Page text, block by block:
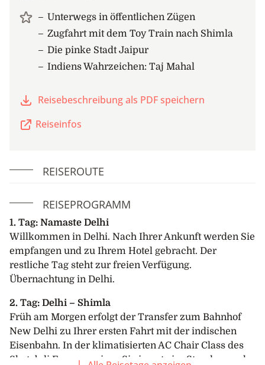
Unterwegs in öffentlichen Zügen
Zugfahrt mit dem Toy Train nach Shimla
Die pinke Stadt Jaipur
Indiens Wahrzeichen: Taj Mahal
Reisebeschreibung als PDF speichern
Reiseinfos
REISEROUTE
REISEPROGRAMM
1. Tag: Namaste Delhi
Willkommen in Delhi. Nach Ihrer Ankunft werden Sie
empfangen und zu Ihrem Hotel gebracht. Der
restliche Tag steht zur freien Verfügung.
Übernachtung in Delhi.
2. Tag: Delhi – Shimla
Früh am Morgen erfolgt der Transfer zum Bahnhof
New Delhi zu Ihrer ersten Fahrt mit der indischen
Eisenbahn. In der klimatisierten AC Chair Class des
Shatabdi Express reisen Sie in gut vier Stunden nach